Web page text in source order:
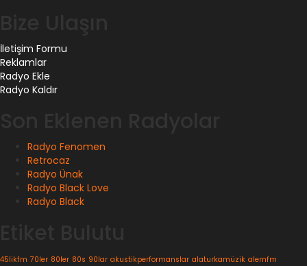
İletişim Formu
Reklamlar
Radyo Ekle
Radyo Kaldır
Radyo Fenomen
Retrocaz
Radyo Ünak
Radyo Black Love
Radyo Black
45likfm 70ler 80ler 80s 90lar akustikperformanslar alaturkamüzik alemfm